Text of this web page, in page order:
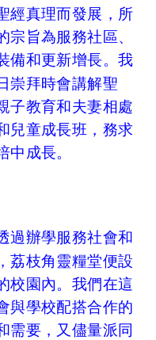
經真理而發展，所
旨為服務社區、
備和更新增長。我
崇拜時會講解聖
子教育和夫妻相處
兒童成長班，務求
成長。
過辦學服務社會和
荔枝角靈糧堂便設
校園內。我們在這
與學校配搭合作的
需要，又儘量派同